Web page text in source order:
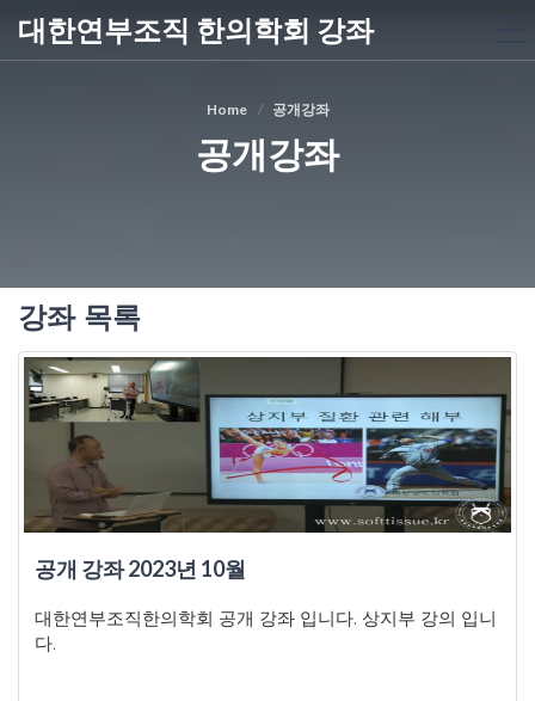
대한연부조직 한의학회 강좌
Home 공개강좌
공개강좌
강좌 목록
공개 강좌 2023년 10월
대한연부조직한의학회 공개 강좌 입니다. 상지부 강의 입니
다.